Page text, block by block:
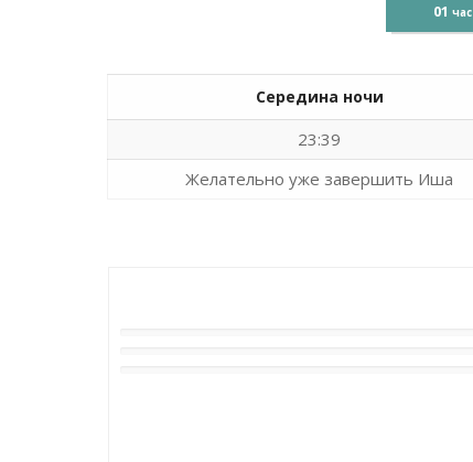
01 час
Середина ночи
23:39
Желательно уже завершить Иша